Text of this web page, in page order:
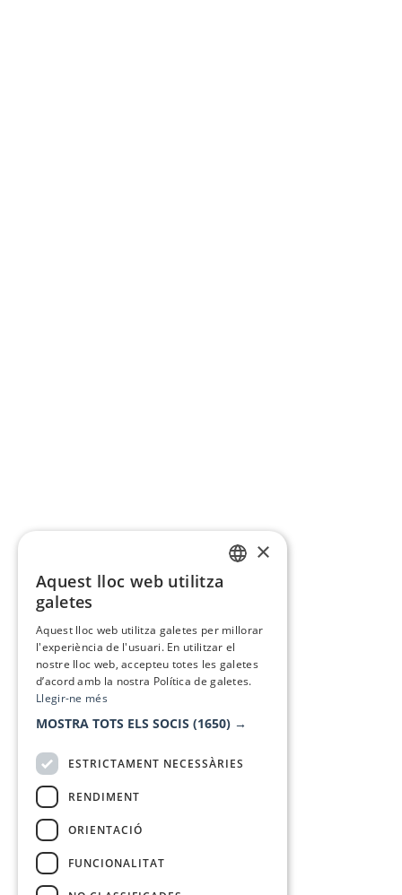
×
Aquest lloc web utilitza
galetes
Aquest lloc web utilitza galetes per millorar
l'experiència de l'usuari. En utilitzar el
nostre lloc web, accepteu totes les galetes
d’acord amb la nostra Política de galetes.
Llegir-ne més
MOSTRA TOTS ELS SOCIS (1650) →
ESTRICTAMENT NECESSÀRIES
RENDIMENT
ORIENTACIÓ
FUNCIONALITAT